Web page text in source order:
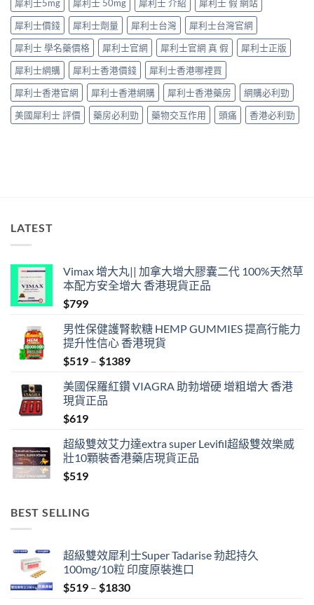
係
「壞
咗」，
係
心
因
型〉
中
果
要
知！〉
中
犀利士5mg 犀利士 50mg 犀利士 介紹
犀利士 假 網站
犀利士價錢
犀利士劑量 犀利士台灣
犀利士台灣官網
犀利士 學名藥價格
犀利士官網 犀利士官網 真 假
犀利士正版
犀利士網購
犀利士香港價錢
犀利士香港哪裡買
犀利士香港官網
犀利士香港網購 犀利士香港藥房
網購必利勁
美國犀利士 評價
藥房必利勁 藥物交互作用 頭痛 香港必利勁
LATEST
Vimax 增大丸|| 加拿大增大膠囊二代 100%天然草
本配方安全增大 香港現貨正品
$799
男性保健護腎軟糖 HEMP GUMMIES 提高行能力
提升性信心 香港現貨
$519 – $1389Price
$519
美國保羅紅鑽 VIAGRA 助勃增硬 增粗增大 香港
現貨正品
$619
超級雙效艾力達extra super Levifil超級雙效樂威
壯10顆裝香港藥店現貨正品
$519
BEST SELLING
超級雙效犀利士Super Tadarise 勃起持久
100mg/10粒 印度原裝進口
$519 – $1830Price